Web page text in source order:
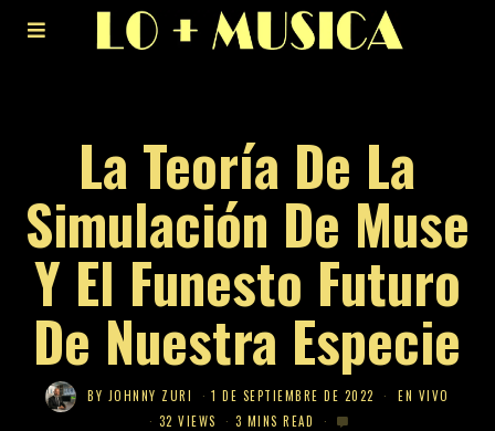
La Teoría De La
Simulación De Muse
Y El Funesto Futuro
De Nuestra Especie
BY JOHNNY ZURI 1 DE SEPTIEMBRE DE 2022
EN VIVO
32 VIEWS
3 MINS READ